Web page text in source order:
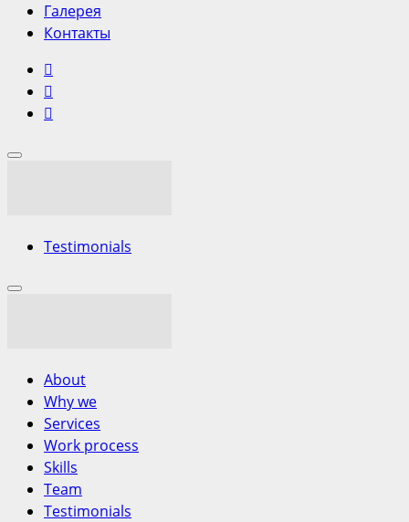
Галерея
Контакты
Testimonials
About
Why we
Services
Work process
Skills
Team
Testimonials